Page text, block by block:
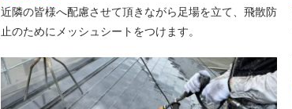
近隣の皆様へ配慮させて頂きながら足場を立て、飛散防
止のためにメッシュシートをつけます。